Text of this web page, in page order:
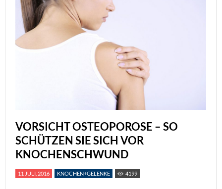
VORSICHT OSTEOPOROSE – SO
SCHÜTZEN SIE SICH VOR
KNOCHENSCHWUND
11 JULI, 2016 KNOCHEN+GELENKE 4199